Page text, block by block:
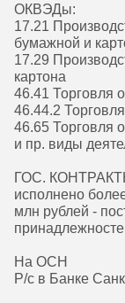
ОКВЭДы:
17.21
бумажной и
17.29
картона
46.41 Торговля
46.44.2
46.65 Торговля
и пр. виды
ГОС.
исполнено
млн рублей -
На ОСН
Р/с в Банке